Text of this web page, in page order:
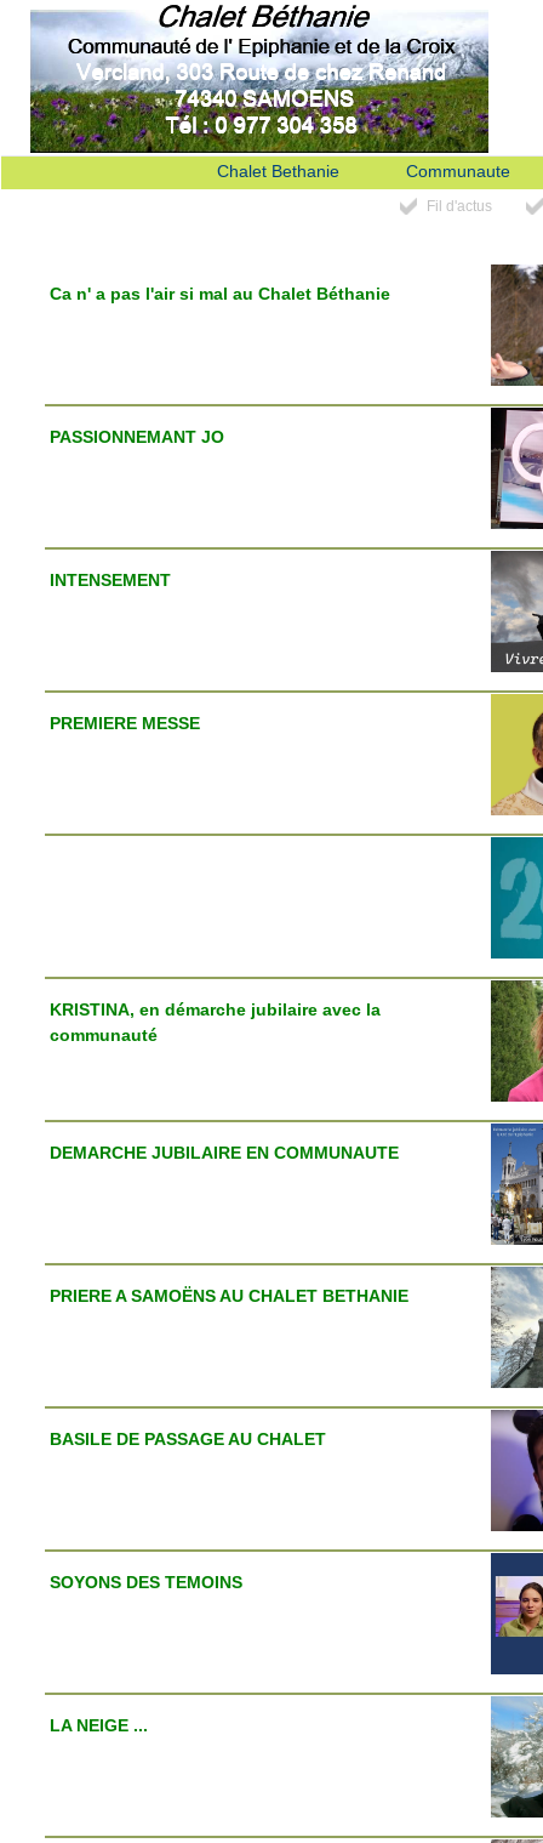
Chalet Bethanie Communaute
Fil d'actus
Ca n' a pas l'air si mal au Chalet Béthanie
PASSIONNEMANT JO
INTENSEMENT
PREMIERE MESSE
KRISTINA, en démarche jubilaire avec la
communauté
DEMARCHE JUBILAIRE EN COMMUNAUTE
PRIERE A SAMOËNS AU CHALET BETHANIE
BASILE DE PASSAGE AU CHALET
SOYONS DES TEMOINS
LA NEIGE ...